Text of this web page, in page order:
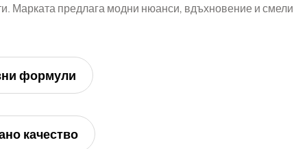
Марката предлага модни нюанси, вдъхновение и смели
формули
качество